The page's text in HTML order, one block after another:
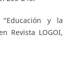
y la
Revista LOGOI,